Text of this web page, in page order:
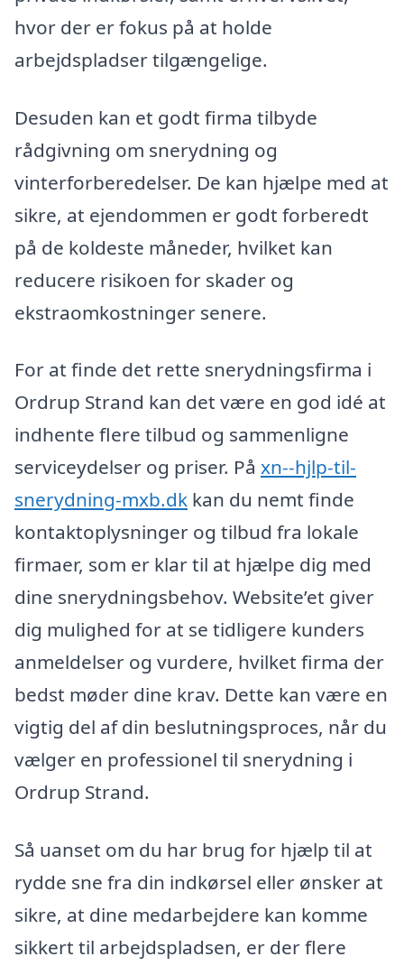
hvor der er fokus på at holde
arbejdspladser tilgængelige.
Desuden kan et godt firma tilbyde
rådgivning om snerydning og
vinterforberedelser. De kan hjælpe med at
sikre, at ejendommen er godt forberedt
på de koldeste måneder, hvilket kan
reducere risikoen for skader og
ekstraomkostninger senere.
For at finde det rette snerydningsfirma i
Ordrup Strand kan det være en god idé at
indhente flere tilbud og sammenligne
serviceydelser og priser. På xn--hjlp-til-
snerydning-mxb.dk kan du nemt finde
kontaktoplysninger og tilbud fra lokale
firmaer, som er klar til at hjælpe dig med
dine snerydningsbehov. Website’et giver
dig mulighed for at se tidligere kunders
anmeldelser og vurdere, hvilket firma der
bedst møder dine krav. Dette kan være en
vigtig del af din beslutningsproces, når du
vælger en professionel til snerydning i
Ordrup Strand.
Så uanset om du har brug for hjælp til at
rydde sne fra din indkørsel eller ønsker at
sikre, at dine medarbejdere kan komme
sikkert til arbejdspladsen, er der flere